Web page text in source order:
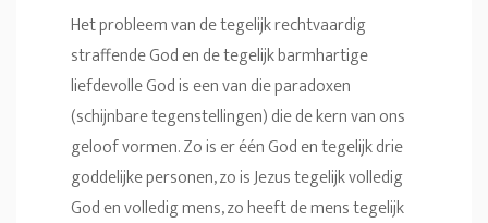
Het probleem van de tegelijk rechtvaardig
straffende God en de tegelijk barmhartige
liefdevolle God is een van die paradoxen
(schijnbare tegenstellingen) die de kern van ons
geloof vormen. Zo is er één God en tegelijk drie
goddelijke personen, zo is Jezus tegelijk volledig
God en volledig mens, zo heeft de mens tegelijk